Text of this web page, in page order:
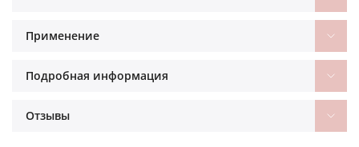
Применение
Подробная информация
Отзывы